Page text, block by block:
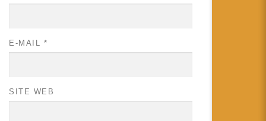
E-MAIL *
SITE WEB